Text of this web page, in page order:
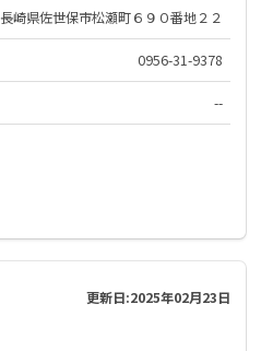
長崎県佐世保市松瀬町６９０番地２２
0956-31-9378
--
更新日:2025年02月23日